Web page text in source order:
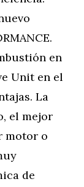
en
Unit en el
La
el mejor
motor o
de